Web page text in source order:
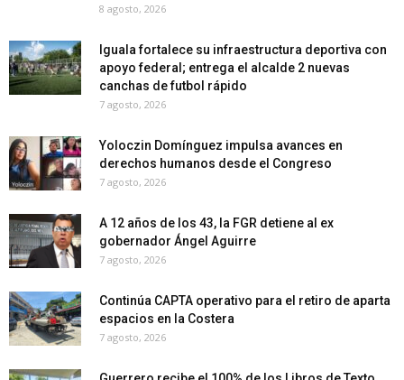
8 agosto, 2026
Iguala fortalece su infraestructura deportiva con
apoyo federal; entrega el alcalde 2 nuevas
canchas de futbol rápido
7 agosto, 2026
Yoloczin Domínguez impulsa avances en
derechos humanos desde el Congreso
7 agosto, 2026
A 12 años de los 43, la FGR detiene al ex
gobernador Ángel Aguirre
7 agosto, 2026
Continúa CAPTA operativo para el retiro de aparta
espacios en la Costera
7 agosto, 2026